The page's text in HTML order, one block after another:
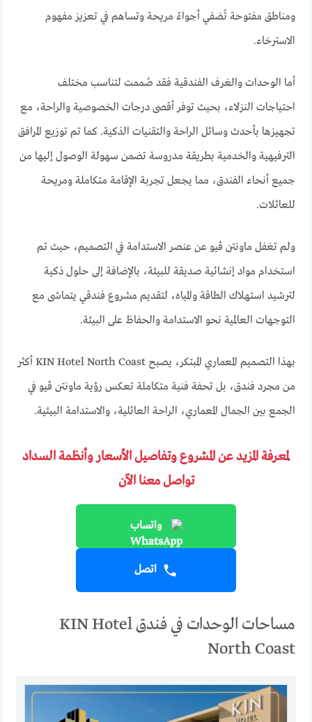
ومناطق مفتوحة تُضفي أجواءً مريحة وتساهم في تعزيز مفهوم
الاسترخاء.
أما الوحدات والغرف الفندقية فقد صُممت لتناسب مختلف
احتياجات النزلاء، بحيث توفر أقصى درجات الخصوصية والراحة، مع
تجهيزها بأحدث وسائل الراحة والتقنيات الذكية. كما تم توزيع المرافق
الترفيهية والخدمية بطريقة مدروسة تضمن سهولة الوصول إليها من
جميع أنحاء الفندق، مما يجعل تجربة الإقامة متكاملة ومريحة
للعائلات.
ولم تغفل ماونتن ڤيو عن عنصر الاستدامة في التصميم، حيث تم
استخدام مواد إنشائية صديقة للبيئة، بالإضافة إلى حلول ذكية
لترشيد استهلاك الطاقة والمياه، لتقديم مشروع فندقي يتماشى مع
التوجهات العالمية نحو الاستدامة والحفاظ على البيئة.
بهذا التصميم المعماري المبتكر، يصبح KIN Hotel North Coast أكثر
من مجرد فندق، بل تحفة فنية متكاملة تعكس رؤية ماونتن ڤيو في
الجمع بين الجمال المعماري، الراحة العائلية، والاستدامة البيئية.
لمعرفة المزيد عن المشروع وتفاصيل الأسعار وأنظمة السداد
تواصل معنا الآن
واتساب
اتصل
مساحات الوحدات في فندق KIN Hotel
North Coast